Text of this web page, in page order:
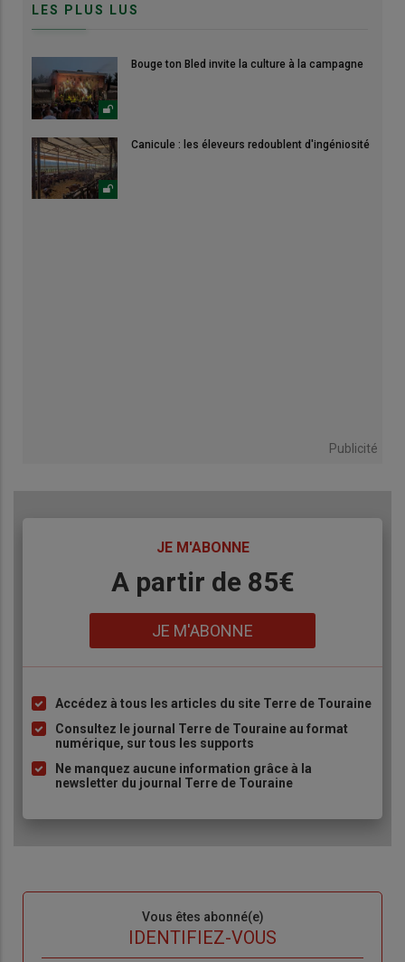
LES PLUS LUS
Bouge ton Bled invite la culture à la campagne
Canicule : les éleveurs redoublent d'ingéniosité
Publicité
JE M'ABONNE
A partir de 85€
JE M'ABONNE
Liste
à
puce
Accédez à tous les articles du site Terre de Touraine
Consultez le journal Terre de Touraine au format
numérique, sur tous les supports
Ne manquez aucune information grâce à la
newsletter du journal Terre de Touraine
Vous êtes abonné(e)
IDENTIFIEZ-VOUS